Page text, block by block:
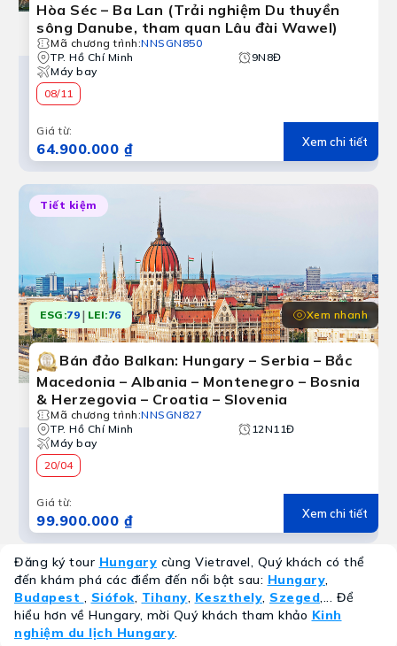
Hòa Séc – Ba Lan (Trải nghiệm Du thuyền
sông Danube, tham quan Lâu đài Wawel)
Mã chương trình:NNSGN850
TP. Hồ Chí Minh
9N8Đ
Máy bay
08/11
Giá từ:
64.900.000 ₫ Xem chi tiết
Tiết kiệm
ESG:79 | LEI:76 Xem nhanh
Bán đảo Balkan: Hungary – Serbia – Bắc
Macedonia – Albania – Montenegro – Bosnia
& Herzegovia – Croatia – Slovenia
Mã chương trình:NNSGN827
TP. Hồ Chí Minh
12N11Đ
Máy bay
20/04
Giá từ:
99.900.000 ₫ Xem chi tiết
Đăng ký tour Hungary cùng Vietravel, Quý khách có thể
đến khám phá các điểm đến nổi bật sau: Hungary,
Budapest , Siófok, Tihany, Keszthely, Szeged,... Để
hiểu hơn về Hungary, mời Quý khách tham khảo Kinh
nghiệm du lịch Hungary.